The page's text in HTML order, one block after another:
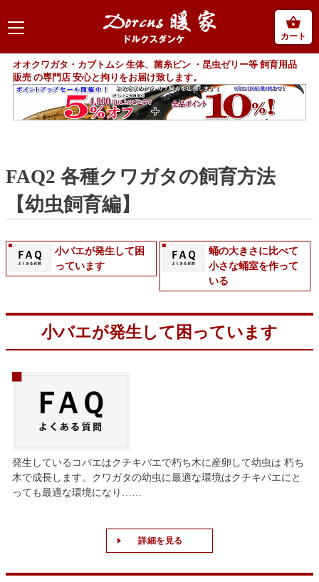
カート
オオクワガタ・カブトムシ 生体、菌糸ビン ・昆虫ゼリー等 飼育用品
販売 の専門店 安心と拘りをお届け致します。
FAQ2 各種クワガタの飼育方法
【幼虫飼育編】
小バエが発生して困
っています
蛹の大きさに比べて
小さな蛹室を作って
いる
小バエが発生して困っています
発生しているコバエはクチキバエで朽ち木に産卵して幼虫は 朽ち
木で成長します。クワガタの幼虫に最適な環境はクチキバエにと
っても最適な環境になり……
詳細を見る